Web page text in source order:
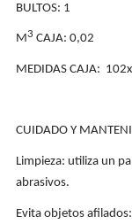
BULTOS: 1
M3 CAJA: 0,02
MEDIDAS CAJA:
CUIDADO Y
Limpieza: utiliza un
abrasivos.
Evita objetos